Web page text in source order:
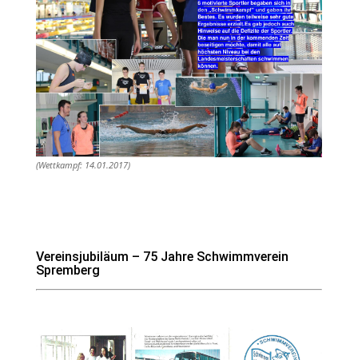
(Wettkampf: 14.01.2017)
Vereinsjubiläum – 75 Jahre Schwimmverein
Spremberg